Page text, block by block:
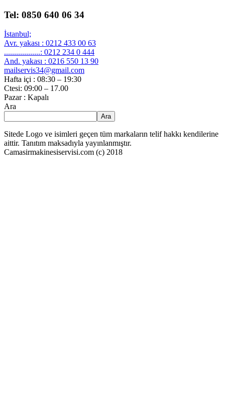
Tel: 0850 640 06 34
İstanbul;
Avr. yakası : 0212 433 00 63
..................: 0212 234 0 444
And. yakası : 0216 550 13 90
mailservis34@gmail.com
Hafta içi : 08:30 – 19:30
Ctesi: 09:00 – 17.00
Pazar : Kapalı
Ara
Ara
Sitede Logo ve isimleri geçen tüm markaların telif hakkı kendilerine
aittir. Tanıtım maksadıyla yayınlanmıştır.
Camasirmakinesiservisi.com (c) 2018